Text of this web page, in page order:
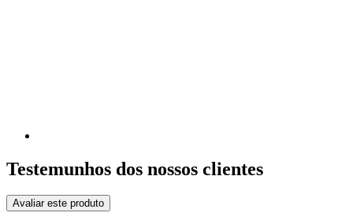
Testemunhos dos nossos clientes
Avaliar este produto